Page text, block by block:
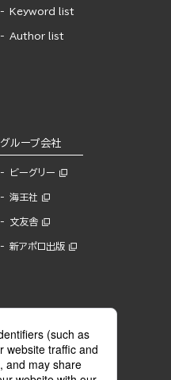
Keyword list
Author list
グループ会社
ビーグリー
海王社
文友舎
新アポロ出版